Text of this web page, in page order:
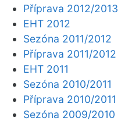
Příprava 2012/2013
EHT 2012
Sezóna 2011/2012
Příprava 2011/2012
EHT 2011
Sezóna 2010/2011
Příprava 2010/2011
Sezóna 2009/2010